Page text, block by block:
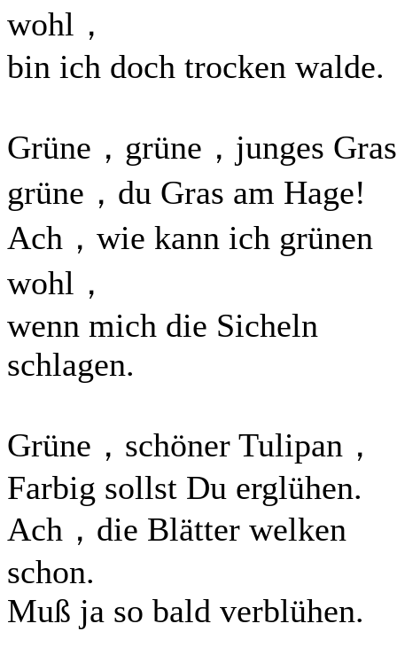
wohl，
bin ich doch trocken walde.
Grüne，grüne，junges
grüne，du Gras am Hage!
Ach，wie kann ich grünen
wohl，
wenn mich die Sicheln
schlagen.
Grüne，schöner Tulipan，
Farbig sollst Du erglühen.
Ach，die Blätter welken
schon.
Muß ja so bald verblühen.